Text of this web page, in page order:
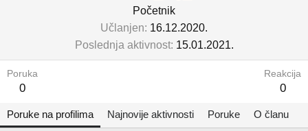
Početnik
Učlanjen 16.12.2020.
Poslednja aktivnost 15.01.2021.
Poruka
0
Reakcija
0
Poruke na profilima Najnovije aktivnosti Poruke O članu